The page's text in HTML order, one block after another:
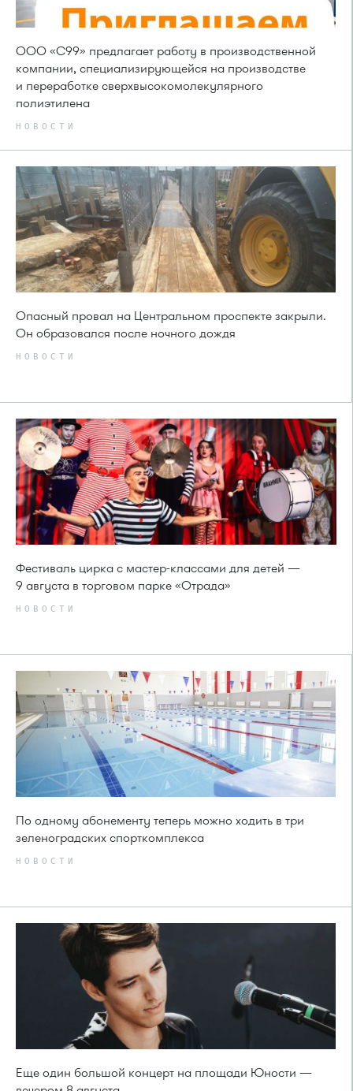
ООО «С99» предлагает работу в производственной
компании, специализирующейся на производстве
и переработке сверхвысокомолекулярного
полиэтилена
НОВОСТИ
Опасный провал на Центральном проспекте закрыли.
Он образовался после ночного дождя
НОВОСТИ
Фестиваль цирка с мастер-классами для детей —
9 августа в торговом парке «Отрада»
НОВОСТИ
По одному абонементу теперь можно ходить в три
зеленоградских спорткомплекса
НОВОСТИ
Еще один большой концерт на площади Юности —